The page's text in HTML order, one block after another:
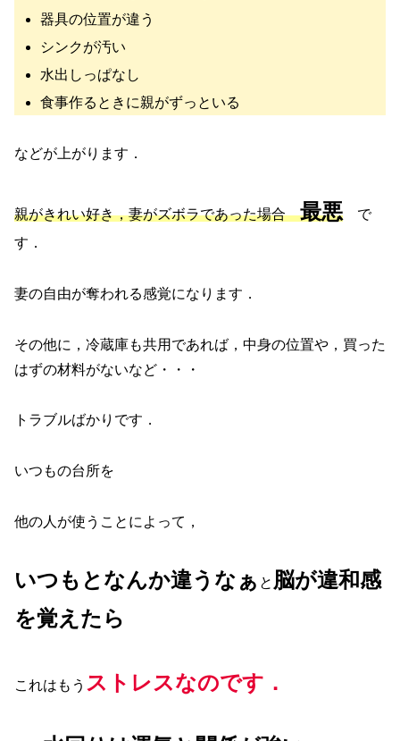
器具の位置が違う
シンクが汚い
水出しっぱなし
食事作るときに親がずっといる
などが上がります．
親がきれい好き，妻がズボラであった場合最悪 で
す．
妻の自由が奪われる感覚になります．
その他に，冷蔵庫も共用であれば，中身の位置や，買った
はずの材料がないなど・・・
トラブルばかりです．
いつもの台所を
他の人が使うことによって，
いつもとなんか違うなぁ と 脳が違和感
を覚えたら
これはもう ストレスなのです．